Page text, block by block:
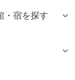
・宿を探す